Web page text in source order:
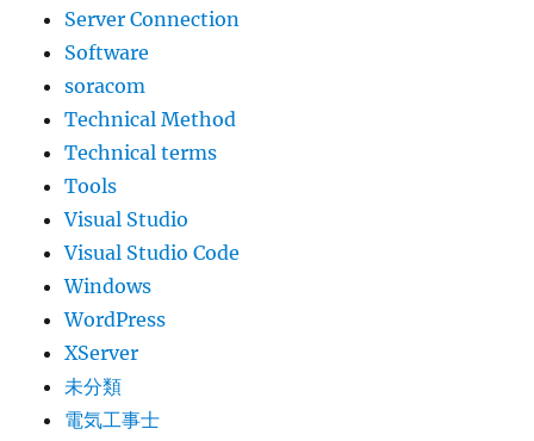
Server Connection
Software
soracom
Technical Method
Technical terms
Tools
Visual Studio
Visual Studio Code
Windows
WordPress
XServer
未分類
電気工事士